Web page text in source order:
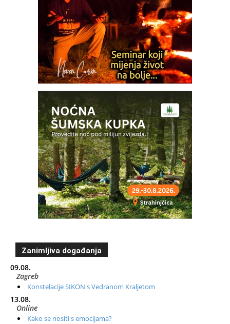
Zanimljiva događanja
09.08.
Zagreb
Konstelacije SIKON s Vedranom Kraljetom
13.08.
Online
Kako se nositi s emocijama?